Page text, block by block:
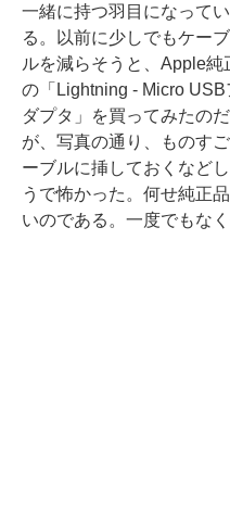
一緒に持つ羽目になってい
る。以前に少しでもケーブ
ルを減らそうと、Apple純
の「Lightning - Micro USB
ダプタ」を買ってみたのだ
が、写真の通り、ものす
ーブルに挿しておくなど
うで怖かった。何せ純正
いのである。一度でもな